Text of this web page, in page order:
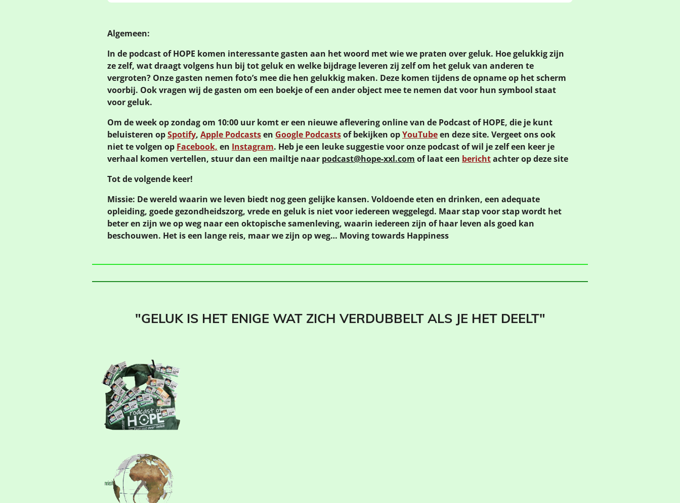
Algemeen:
In de podcast of HOPE komen interessante gasten aan het woord met wie we praten over geluk. Hoe gelukkig zijn
ze zelf, wat draagt volgens hun bij tot geluk en welke bijdrage leveren zij zelf om het geluk van anderen te
vergroten? Onze gasten nemen foto’s mee die hen gelukkig maken. Deze komen tijdens de opname op het scherm
voorbij. Ook vragen wij de gasten om een boekje of een ander object mee te nemen dat voor hun symbool staat
voor geluk.
Om de week op zondag om 10:00 uur komt er een nieuwe aflevering online van de Podcast of HOPE, die je kunt
beluisteren opSpotify, Apple Podcastsen Google Podcastsof bekijken opYouTubeen deze site. Vergeet ons ook
niet te volgen op Facebook, en Instagram. Heb je een leuke suggestie voor onze podcast of wil je zelf een keer je
verhaal komen vertellen, stuur dan een mailtje naar podcast@hope-xxl.com of laat een berichtachter op deze site
Tot de volgende keer!
Missie: De wereld waarin we leven biedt nog geen gelijke kansen. Voldoende eten en drinken, een adequate
opleiding, goede gezondheidszorg, vrede en geluk is niet voor iedereen weggelegd. Maar stap voor stap wordt het
beter en zijn we op weg naar een oktopische samenleving, waarin iedereen zijn of haar leven als goed kan
beschouwen. Het is een lange reis, maar we zijn op weg… Moving towards Happiness
"GELUK IS HET ENIGE WAT ZICH VERDUBBELT ALS JE HET DEELT"